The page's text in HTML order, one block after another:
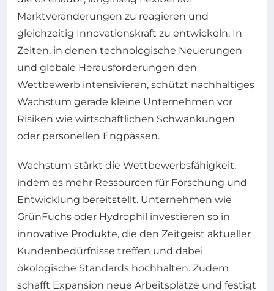
Marktveränderungen zu reagieren und
gleichzeitig Innovationskraft zu entwickeln. In
Zeiten, in denen technologische Neuerungen
und globale Herausforderungen den
Wettbewerb intensivieren, schützt nachhaltiges
Wachstum gerade kleine Unternehmen vor
Risiken wie wirtschaftlichen Schwankungen
oder personellen Engpässen.
Wachstum stärkt die Wettbewerbsfähigkeit,
indem es mehr Ressourcen für Forschung und
Entwicklung bereitstellt. Unternehmen wie
GrünFuchs oder Hydrophil investieren so in
innovative Produkte, die den Zeitgeist aktueller
Kundenbedürfnisse treffen und dabei
ökologische Standards hochhalten. Zudem
schafft Expansion neue Arbeitsplätze und festigt